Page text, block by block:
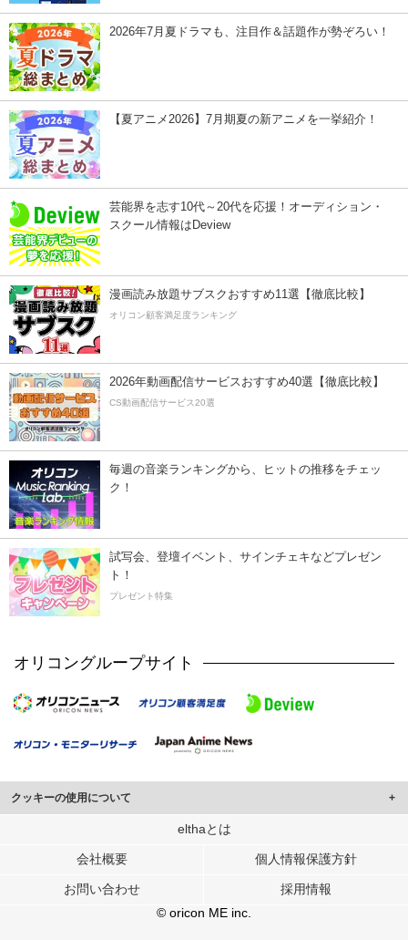
2026年7月夏ドラマも、注目作＆話題作が勢ぞろい！
【夏アニメ2026】7月期夏の新アニメを一挙紹介！
芸能界を志す10代～20代を応援！オーディション・
スクール情報はDeview
漫画読み放題サブスクおすすめ11選【徹底比較】
オリコン顧客満足度ランキング
2026年動画配信サービスおすすめ40選【徹底比較】
CS動画配信サービス20選
毎週の音楽ランキングから、ヒットの推移をチェッ
ク！
試写会、登壇イベント、サインチェキなどプレゼン
ト！
プレゼント特集
オリコングループサイト
クッキーの使用について
このサイトでは Cookie を使用して、ユーザーに合わせたコンテンツや広告の
行っています。
メディアや広告配信、データ解析の各パートナーに提供しています。
各パートナーは、この情報とユーザーが各パートナーに提供した他の情報や、
ユーザーが各パートナーのサービスを使用したときに収集した他の情報を組み
elthaとは
会社概要 個人情報保護方針
お問い合わせ
採用情報
© oricon ME inc.